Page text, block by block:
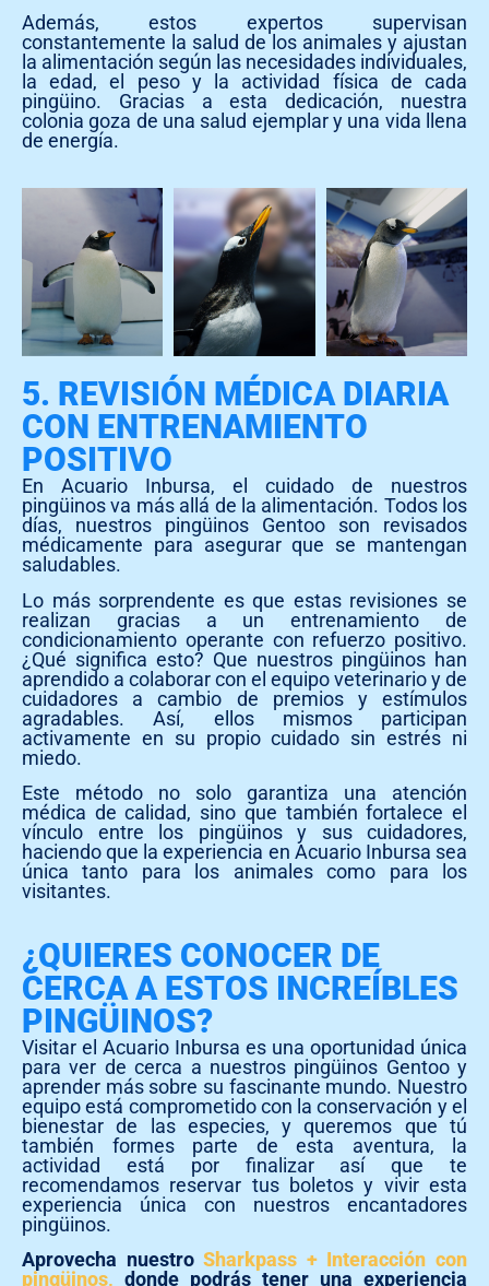
Además, estos expertos supervisan
constantemente la salud de los animales y ajustan
la alimentación según las necesidades individuales,
la edad, el peso y la actividad física de cada
pingüino. Gracias a esta dedicación, nuestra
colonia goza de una salud ejemplar y una vida llena
de energía.
5. REVISIÓN MÉDICA DIARIA
CON ENTRENAMIENTO
POSITIVO
En Acuario Inbursa, el cuidado de nuestros
pingüinos va más allá de la alimentación. Todos los
días, nuestros pingüinos Gentoo son revisados
médicamente para asegurar que se mantengan
saludables.
Lo más sorprendente es que estas revisiones se
realizan gracias a un entrenamiento de
condicionamiento operante con refuerzo positivo.
¿Qué significa esto? Que nuestros pingüinos han
aprendido a colaborar con el equipo veterinario y de
cuidadores a cambio de premios y estímulos
agradables. Así, ellos mismos participan
activamente en su propio cuidado sin estrés ni
miedo.
Este método no solo garantiza una atención
médica de calidad, sino que también fortalece el
vínculo entre los pingüinos y sus cuidadores,
haciendo que la experiencia en Acuario Inbursa sea
única tanto para los animales como para los
visitantes.
¿QUIERES CONOCER DE
CERCA A ESTOS INCREÍBLES
PINGÜINOS?
Visitar el Acuario Inbursa es una oportunidad única
para ver de cerca a nuestros pingüinos Gentoo y
aprender más sobre su fascinante mundo. Nuestro
equipo está comprometido con la conservación y el
bienestar de las especies, y queremos que tú
también formes parte de esta aventura, la
actividad está por finalizar así que te
recomendamos reservar tus boletos y vivir esta
experiencia única con nuestros encantadores
pingüinos.
Aprovecha nuestroSharkpass + Interacción con
pingüinos, donde podrás tener una experiencia